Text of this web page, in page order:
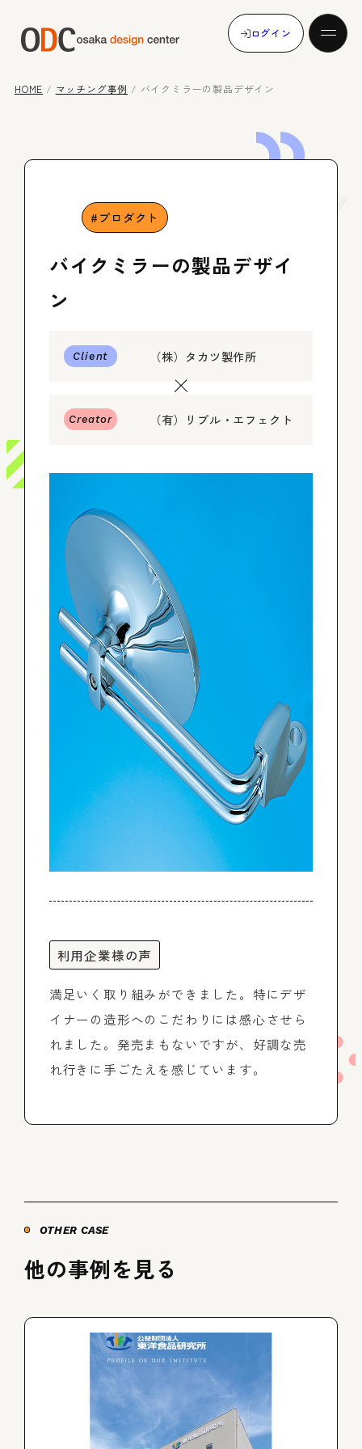
ログイン
受注する
マッチング事例
メンバー登録
ログイン
HOME / マッチング事例 / バイクミラーの製品デザイン
Case
プロダクト
バイクミラーの製品デザイ
ン
Client （株）タカツ製作所
Creator （有）リプル・エフェクト
利用企業様の声
満足いく取り組みができました。特にデザ
イナーの造形へのこだわりには感心させら
れました。発売まもないですが、好調な売
れ行きに手ごたえを感じています。
OTHER CASE
他の事例を見る